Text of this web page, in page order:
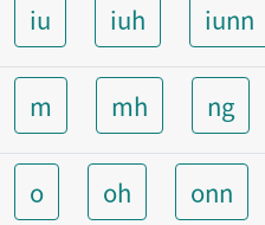
iu iuh iunn
m mh ng
o oh onn